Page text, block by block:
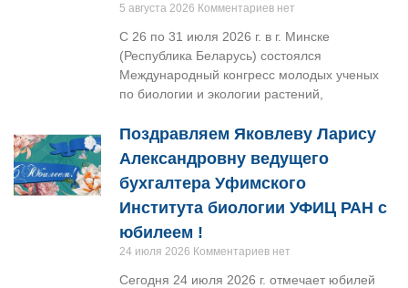
5 августа 2026 Комментариев нет
С 26 по 31 июля 2026 г. в г. Минске
(Республика Беларусь) состоялся
Международный конгресс молодых ученых
по биологии и экологии растений,
Поздравляем Яковлеву Ларису
Александровну ведущего
бухгалтера Уфимского
Института биологии УФИЦ РАН с
юбилеем !
24 июля 2026 Комментариев нет
Сегодня 24 июля 2026 г. отмечает юбилей